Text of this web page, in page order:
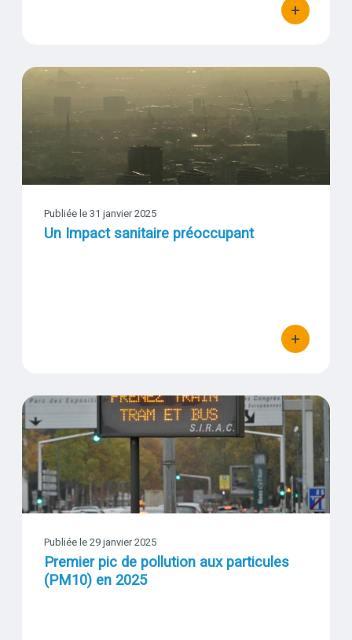
+
bouton
Un Impact sanitaire préoccupant
Visuel
Publiée le 31 janvier 2025
Un Impact sanitaire préoccupant
+
bouton
Premier pic de pollution aux particules (PM10) en 2025
Visuel
Publiée le 29 janvier 2025
Premier pic de pollution aux particules
(PM10) en 2025